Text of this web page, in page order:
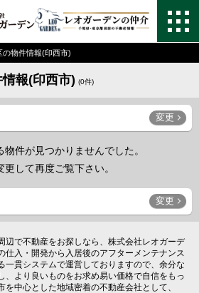
の物件情報(印西市)
報(印西市) (0件)
変更
件が見つかりませんでした。
更して再度ご覧下さい。
変更
辺で不動産をお探しなら、株式会社レオガーデ
仕入・開発から入居後のアフターメンテナンス
一貫システムで運営しておりますので、余分な
、より良いものをお求め易い価格で自信をもっ
中心とした地域密着の不動産会社として、